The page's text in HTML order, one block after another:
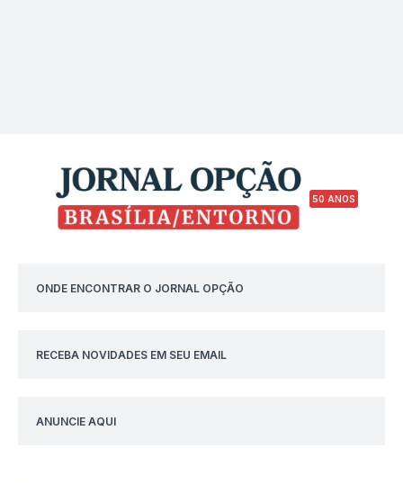
50 ANOS
ONDE ENCONTRAR O JORNAL OPÇÃO
RECEBA NOVIDADES EM SEU EMAIL
ANUNCIE AQUI